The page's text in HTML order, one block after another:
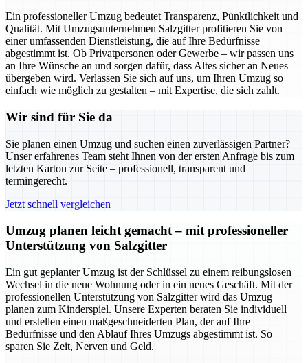
Ein professioneller Umzug bedeutet Transparenz, Pünktlichkeit und
Qualität. Mit Umzugsunternehmen Salzgitter profitieren Sie von
einer umfassenden Dienstleistung, die auf Ihre Bedürfnisse
abgestimmt ist. Ob Privatpersonen oder Gewerbe – wir passen uns
an Ihre Wünsche an und sorgen dafür, dass Altes sicher an Neues
übergeben wird. Verlassen Sie sich auf uns, um Ihren Umzug so
einfach wie möglich zu gestalten – mit Expertise, die sich zahlt.
Wir sind für Sie da
Sie planen einen Umzug und suchen einen zuverlässigen Partner?
Unser erfahrenes Team steht Ihnen von der ersten Anfrage bis zum
letzten Karton zur Seite – professionell, transparent und
termingerecht.
Jetzt schnell vergleichen
Umzug planen leicht gemacht – mit professioneller
Unterstützung von Salzgitter
Ein gut geplanter Umzug ist der Schlüssel zu einem reibungslosen
Wechsel in die neue Wohnung oder in ein neues Geschäft. Mit der
professionellen Unterstützung von Salzgitter wird das Umzug
planen zum Kinderspiel. Unsere Experten beraten Sie individuell
und erstellen einen maßgeschneiderten Plan, der auf Ihre
Bedürfnisse und den Ablauf Ihres Umzugs abgestimmt ist. So
sparen Sie Zeit, Nerven und Geld.